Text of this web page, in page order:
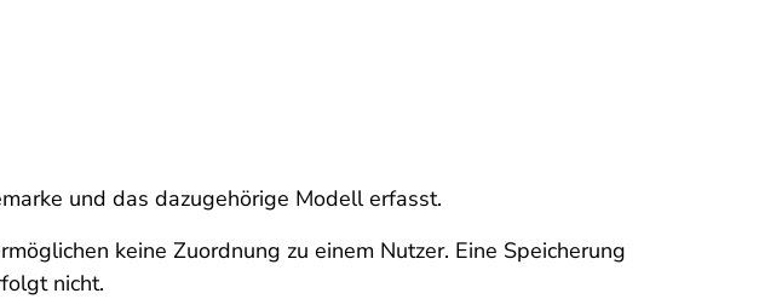
und das dazugehörige Modell erfasst.
keine Zuordnung zu einem Nutzer. Eine Speicherung
nicht.